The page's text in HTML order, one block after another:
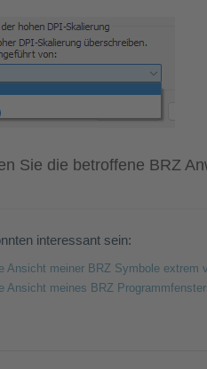
Sie die betroffene BRZ
interessant sein:
Ansicht meiner BRZ Symbole extrem
Ansicht meines BRZ